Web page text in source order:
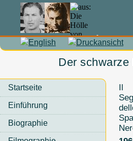
In Memoriam
Der schwarze
Startseite
Einführung
Biographie
Il